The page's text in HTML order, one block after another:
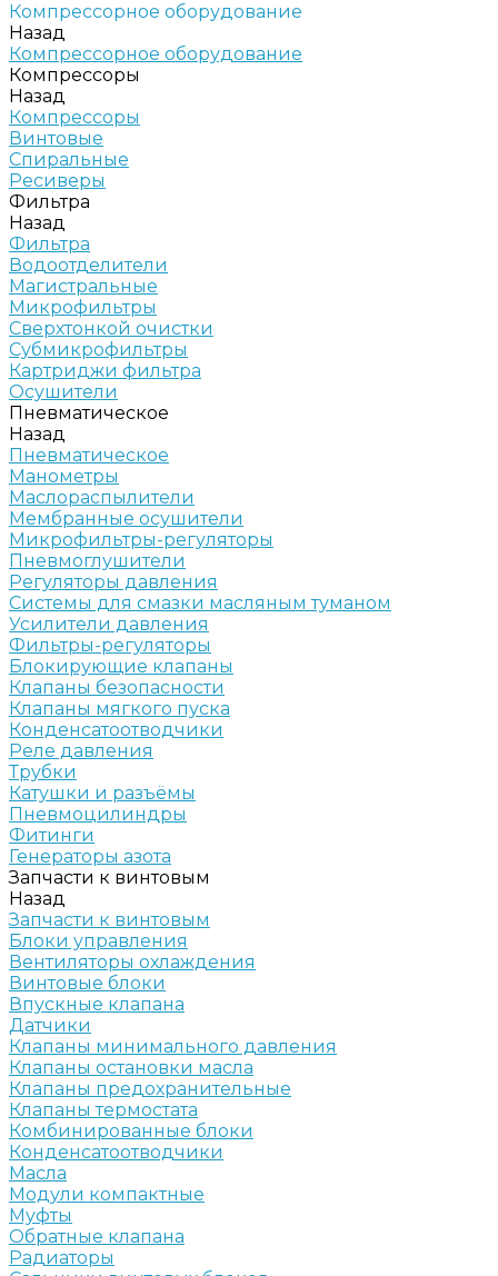
Компрессорное оборудование
Назад
Компрессорное оборудование
Компрессоры
Назад
Компрессоры
Винтовые
Спиральные
Ресиверы
Фильтра
Назад
Фильтра
Водоотделители
Магистральные
Микрофильтры
Сверхтонкой очистки
Субмикрофильтры
Картриджи фильтра
Осушители
Пневматическое
Назад
Пневматическое
Манометры
Маслораспылители
Мембранные осушители
Микрофильтры-регуляторы
Пневмоглушители
Регуляторы давления
Системы для смазки масляным туманом
Усилители давления
Фильтры-регуляторы
Блокирующие клапаны
Клапаны безопасности
Клапаны мягкого пуска
Конденсатоотводчики
Реле давления
Трубки
Катушки и разъёмы
Пневмоцилиндры
Фитинги
Генераторы азота
Запчасти к винтовым
Назад
Запчасти к винтовым
Блоки управления
Вентиляторы охлаждения
Винтовые блоки
Впускные клапана
Датчики
Клапаны минимального давления
Клапаны остановки масла
Клапаны предохранительные
Клапаны термостата
Комбинированные блоки
Конденсатоотводчики
Масла
Модули компактные
Муфты
Обратные клапана
Радиаторы